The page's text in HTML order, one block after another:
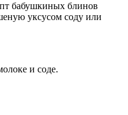
бабушкиных блинов
уксусом соду или
и соде.